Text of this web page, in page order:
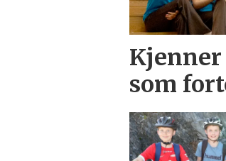
som